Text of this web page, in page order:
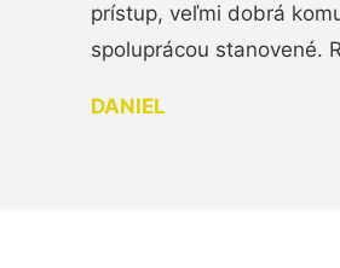
prístup, veľmi dobrá
spoluprácou stanovené.
DANIEL